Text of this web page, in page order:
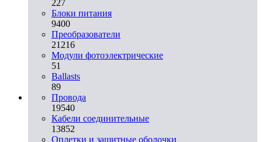
227
Блоки питания
9400
Преобразователи
21216
Модули фотоэлектрические
51
Ballasts
89
Провода
19540
Кабели соединительные
13852
Оплетки и защитные оболочки